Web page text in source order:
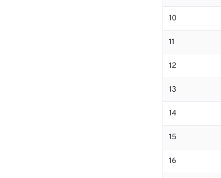
10
11
12
13
14
15
16